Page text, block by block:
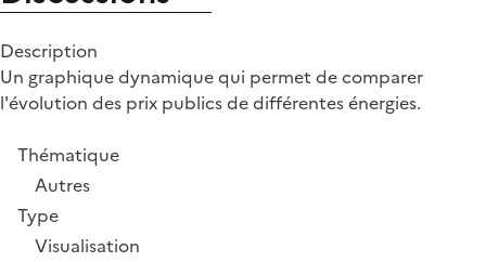
Description
Un graphique dynamique qui permet de comparer
l'évolution des prix publics de différentes énergies.
Thématique
Autres
Type
Visualisation